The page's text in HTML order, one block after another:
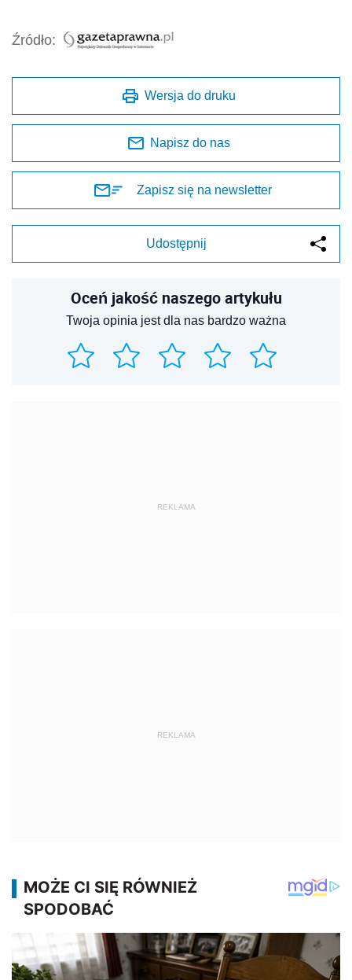
Źródło:
Wersja do druku
Napisz do nas
Zapisz się na newsletter
Udostępnij
Oceń jakość naszego artykułu
Twoja opinia jest dla nas bardzo ważna
REKLAMA
REKLAMA